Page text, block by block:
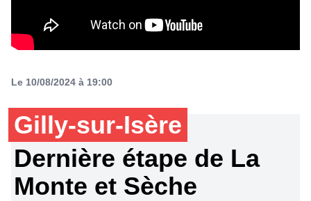
Le 10/08/2024 à 19:00
Gilly-sur-Isère
Dernière étape de La
Monte et Sèche